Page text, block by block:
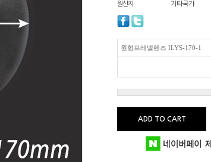
원산지 기타국가
원형프레넬렌즈 ILYS-170-1
ADD TO CART